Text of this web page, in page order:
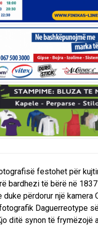
festohet për
bardhezi të bërë në
përdorur një kamera
Daguerreotype
ditë synon të frymëzojë